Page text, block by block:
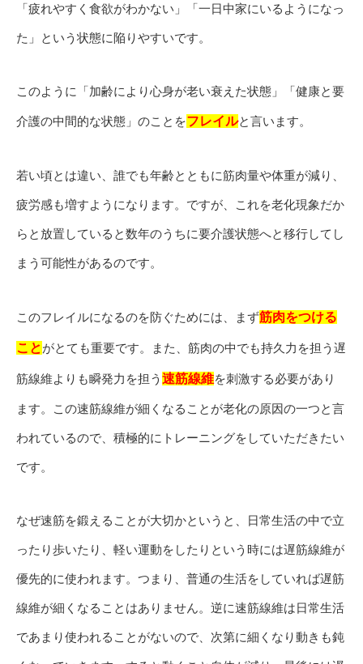
「疲れやすく食欲がわかない」「一日中家にいるようになっ
た」という状態に陥りやすいです。
このように「加齢により心身が老い衰えた状態」「健康と要
介護の中間的な状態」のことをフレイルと言います。
若い頃とは違い、誰でも年齢とともに筋肉量や体重が減り、
疲労感も増すようになります。ですが、これを老化現象だか
らと放置していると数年のうちに要介護状態へと移行してし
まう可能性があるのです。
このフレイルになるのを防ぐためには、まず筋肉をつける
ことがとても重要です。また、筋肉の中でも持久力を担う遅
筋線維よりも瞬発力を担う 速筋線維を刺激する必要があり
ます。この速筋線維が細くなることが老化の原因の一つと言
われているので、積極的にトレーニングをしていただきたい
です。
なぜ速筋を鍛えることが大切かというと、日常生活の中で立
ったり歩いたり、軽い運動をしたりという時には遅筋線維が
優先的に使われます。つまり、普通の生活をしていれば遅筋
線維が細くなることはありません。逆に速筋線維は日常生活
であまり使われることがないので、次第に細くなり動きも鈍